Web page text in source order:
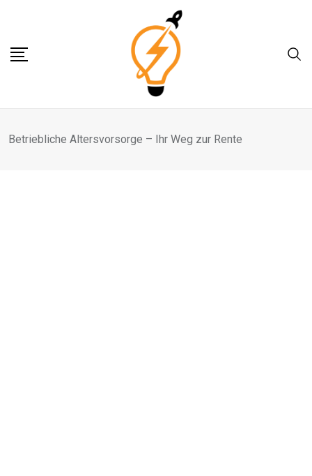
content
Betriebliche Altersvorsorge – Ihr Weg zur Rente